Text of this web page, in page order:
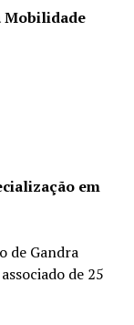
Mobilidade
em
Gandra
de 25